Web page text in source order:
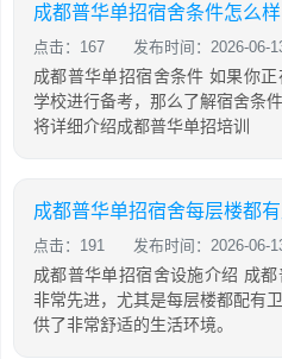
成都普华单招宿舍条件怎么样
点击：167 发布时间：2026-06-
成都普华单招宿舍条件 如果你
学校进行备考，那么了解宿舍条
将详细介绍成都普华单招培训
成都普华单招宿舍每层楼都
点击：191 发布时间：2026-06-
成都普华单招宿舍设施介绍 成
非常先进，尤其是每层楼都配有
供了非常舒适的生活环境。